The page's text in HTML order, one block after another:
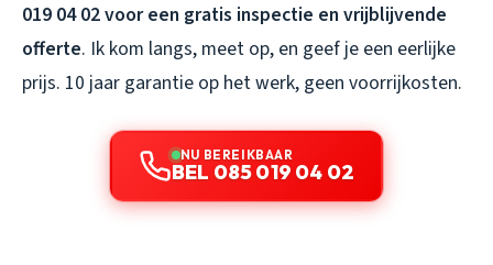
019 04 02 voor een gratis inspectie en vrijblijvende
offerte. Ik kom langs, meet op, en geef je een eerlijke
prijs. 10 jaar garantie op het werk, geen voorrijkosten.
NU BEREIKBAAR
BEL 085 019 04 02